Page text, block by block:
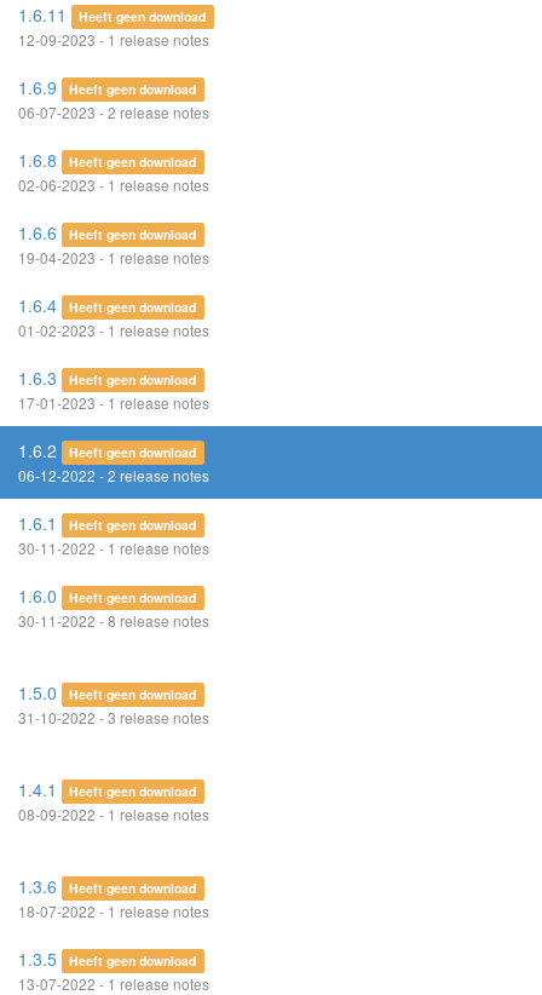
1.6.11 Heeft geen download
12-09-2023 - 1 release notes
1.6.9 Heeft geen download
06-07-2023 - 2 release notes
1.6.8 Heeft geen download
02-06-2023 - 1 release notes
1.6.6 Heeft geen download
19-04-2023 - 1 release notes
1.6.4 Heeft geen download
01-02-2023 - 1 release notes
1.6.3 Heeft geen download
17-01-2023 - 1 release notes
1.6.2 Heeft geen download
06-12-2022 - 2 release notes
1.6.1 Heeft geen download
30-11-2022 - 1 release notes
1.6.0 Heeft geen download
30-11-2022 - 8 release notes
1.5.0 Heeft geen download
31-10-2022 - 3 release notes
1.4.1 Heeft geen download
08-09-2022 - 1 release notes
1.3.6 Heeft geen download
18-07-2022 - 1 release notes
1.3.5 Heeft geen download
13-07-2022 - 1 release notes